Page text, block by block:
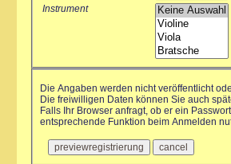
Instrument
Die Angaben werden nicht veröffentlicht
Die freiwilligen Daten können Sie auch
Falls Ihr Browser anfragt, ob er ein
entsprechende Funktion beim Anmelden